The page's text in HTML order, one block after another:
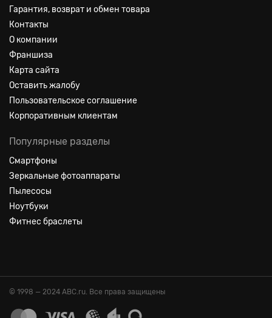
Гарантия, возврат и обмен товара
Контакты
О компании
Франшиза
Карта сайта
Оставить жалобу
Пользовательское соглашение
Корпоративным клиентам
Популярные разделы
Смартфоны
Зеркальные фотоаппараты
Пылесосы
Ноутбуки
Фитнес браслеты
© 1998 — 2024 ABC.ru. Все права защищены